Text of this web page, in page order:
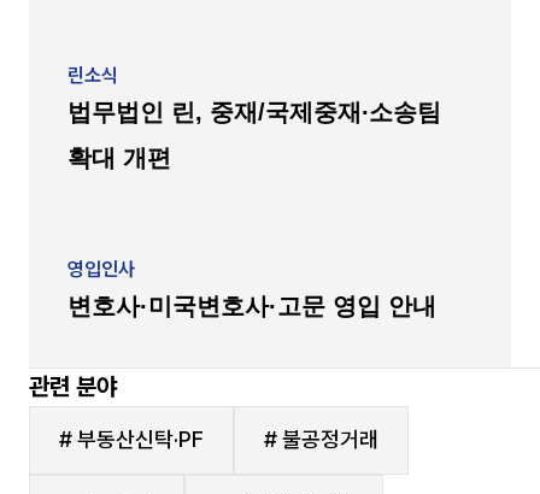
린소식
법무법인 린, 중재/국제중재∙소송팀
확대 개편
영입인사
변호사·미국변호사·고문 영입 안내
관련 분야
# 부동산신탁·PF # 불공정거래